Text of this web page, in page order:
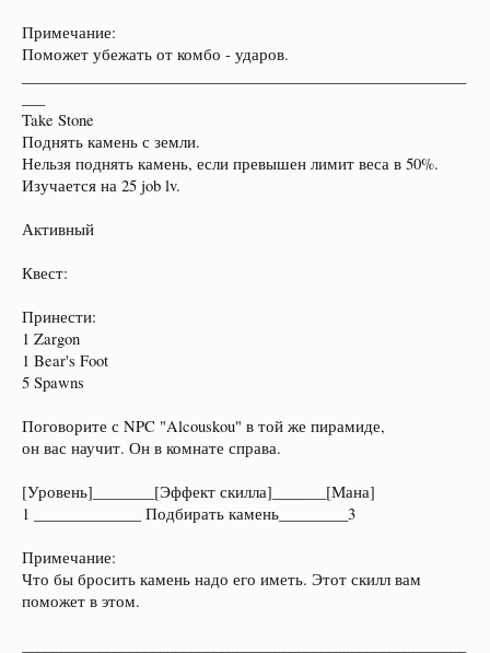
Примечание:
Поможет убежать от комбо - ударов.
Take Stone
Поднять камень с земли.
Нельзя поднять камень, если превышен лимит веса в 50%.
Изучается на 25 job lv.
Активный
Квест:
Принести:
1 Zargon
1 Bear's Foot
5 Spawns
Поговорите с NPC "Alcouskou" в той же пирамиде,
он вас научит. Он в комнате справа.
[Уровень]________[Эффект скилла]_______[Мана]
1 ______________ Подбирать камень_________3
Примечание:
Что бы бросить камень надо его иметь. Этот скилл вам
поможет в этом.